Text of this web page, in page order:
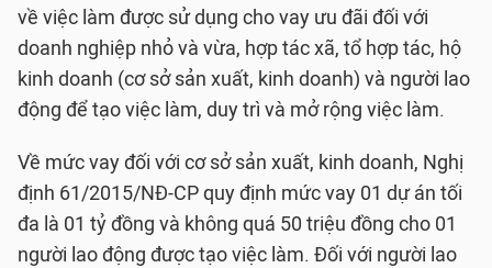
về việc làm được sử dụng cho vay ưu đãi đối với
doanh nghiệp nhỏ và vừa, hợp tác xã, tổ hợp tác, hộ
kinh doanh (cơ sở sản xuất, kinh doanh) và người lao
động để tạo việc làm, duy trì và mở rộng việc làm.
Về mức vay đối với cơ sở sản xuất, kinh doanh, Nghị
định 61/2015/NĐ-CP quy định mức vay 01 dự án tối
đa là 01 tỷ đồng và không quá 50 triệu đồng cho 01
người lao động được tạo việc làm. Đối với người lao